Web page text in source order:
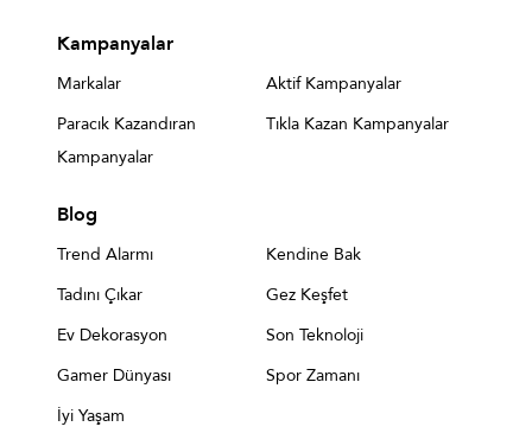
Kampanyalar
Markalar
Aktif Kampanyalar
Paracık Kazandıran
Kampanyalar
Tıkla Kazan Kampanyalar
Blog
Trend Alarmı
Kendine Bak
Tadını Çıkar
Gez Keşfet
Ev Dekorasyon
Son Teknoloji
Gamer Dünyası
Spor Zamanı
İyi Yaşam